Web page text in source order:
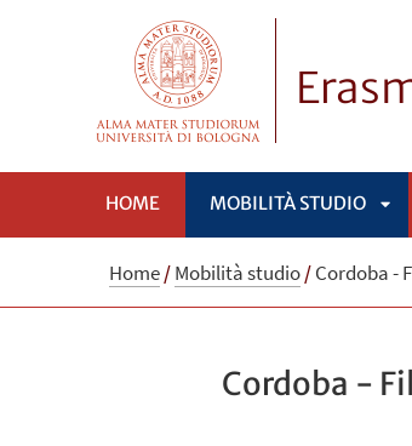
HOME MOBILITÀ STUDIO
Home/Mobilità studio/Cordoba -
Cordoba -